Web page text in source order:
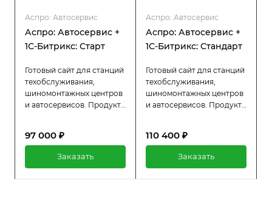
Аспро: Автосервис
Аспро: Автосервис +
1С-Битрикс: Старт
Готовый сайт для станций
техобслуживания,
шиномонтажных центров
и автосервисов. Продукт
функционал готового
97 000 ₽
Заказать
Аспро: Автосервис
Аспро: Автосервис +
1С-Битрикс: Стандарт
Готовый сайт для станций
техобслуживания,
шиномонтажных центров
и автосервисов. Продукт
Дизайн и функционал
110 400 ₽
Заказать